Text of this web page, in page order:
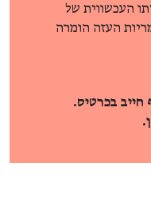
העכשווית של
העזה הומרה
בכרטיס.